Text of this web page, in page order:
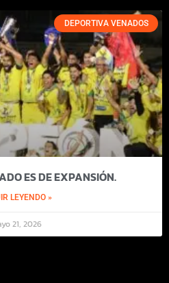
DEPORTIVA VENADOS
ES DE EXPANSIÓN.
LEYENDO »
21, 2026